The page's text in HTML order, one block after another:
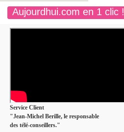
Aujourdhui.com en 1 clic !
Service Client
"Jean-Michel Berille, le responsable
des télé-conseillers."